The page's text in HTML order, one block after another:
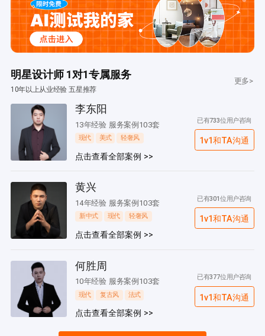
明星设计师 1对1专属服务
10年以上从业经验 五星推荐
更多>
李东阳
13年经验 服务案例103套
现代 美式 轻奢风
点击查看全部案例 >>
已有733位用户咨询
1v1和TA沟通
黄兴
14年经验 服务案例103套
新中式 现代 轻奢风
点击查看全部案例 >>
已有301位用户咨询
1v1和TA沟通
何胜周
10年经验 服务案例103套
现代 复古风 法式
点击查看全部案例 >>
已有377位用户咨询
1v1和TA沟通